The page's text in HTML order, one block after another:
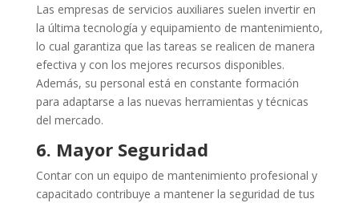
Las empresas de servicios auxiliares suelen invertir en
la última tecnología y equipamiento de mantenimiento,
lo cual garantiza que las tareas se realicen de manera
efectiva y con los mejores recursos disponibles.
Además, su personal está en constante formación
para adaptarse a las nuevas herramientas y técnicas
del mercado.
6. Mayor Seguridad
Contar con un equipo de mantenimiento profesional y
capacitado contribuye a mantener la seguridad de tus